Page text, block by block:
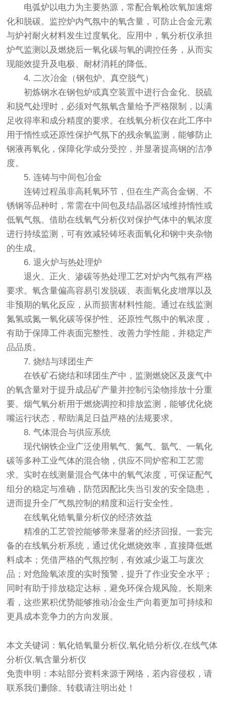
电弧炉以电力为主要热源，常配合氧枪吹氧加速熔
化和脱碳。监控炉内气氛中的氧含量，可防止合金元素
与炉衬耐火材料发生过度氧化。应用中，氧分析仪承担
炉气监测以及燃烧后一氧化碳与氧的调控任务，从而实
现能效提升及电极、耐材消耗的降低。
4. 二次冶金（钢包炉、真空脱气）
初炼钢水在钢包炉或真空装置中进行合金化、脱硫
和脱气处理时，必须对气氛氧含量给予严格限制，以满
足收得率和成分精度的要求。在线氧分析仪在此工序中
用于惰性或还原性保护气氛下的残余氧监测，能够防止
钢液再氧化，保障化学成分受控，并显著提高钢的洁净
度。
5. 连铸与中间包冶金
连铸过程虽非高耗氧环节，但在生产高合金钢、不
锈钢等品种时，常需在中间包及结晶器区域维持惰性或
低氧气氛。借助在线氧气分析仪对保护气体中的氧浓度
进行持续监测，可有效减轻铸坯表面氧化和钢中夹杂物
的生成。
6. 退火炉与热处理炉
退火、正火、渗碳等热处理工艺对炉内气氛有严格
要求。氧含量偏高容易引发脱碳、表面氧化皮增厚以及
非预期的氧化反应，从而损害材料性能。通过在线监测
氮氢或氮一氧化碳等保护性、还原性气氛中的氧浓度，
有助于保障工件表面完整性、改善力学性能，并稳定产
品品质。
7. 烧结与球团生产
在铁矿石烧结和球团生产中，监测燃烧区及废气中
的氧含量对于提升成品矿产量并控制污染物排放十分重
要。烟气氧分析用于燃烧调控和排放监测，能够优化烧
嘴运行状态，帮助满足日益严格的法规要求。
8. 气体混合与供应系统
现代钢铁企业广泛使用氧气、氮气、氩气、一氧化
碳等多种工业气体的混合物，供应不同炉窑和工艺需
求。实时在线测量混合气体中的氧气浓度，可保证配气
组分的稳定与准确，防范因配比失当引发的安全隐患，
进而提升全厂气氛控制的精度和运行安全性。
在线氧化锆氧量分析仪的经济效益
精准的工艺管控能够带来显著的经济回报。一套完
备的在线氧分析系统，通过优化燃烧效率，直接降低燃
料成本；凭借严格的气氛控制，有效减少返工与废次
品；对危险氧浓度的实时预警，提升了作业安全水平；
同时有助于排放稳定达标，避免环保合规风险。长期来
看，这些累积优势能够推动冶金生产向着更加可持续和
更具成本竞争力的方向发展。
本文关键词：氧化锆氧量分析仪,氧化锆分析仪,在线气体
分析仪,氧含量分析仪
免责申明：本站部分资料来源于网络，若内容侵权，请
联系我们删除。转载请注明出处！